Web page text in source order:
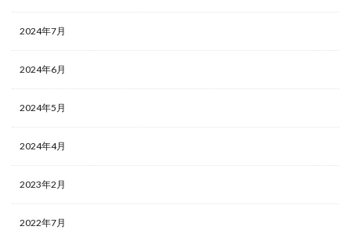
2024年7月
2024年6月
2024年5月
2024年4月
2023年2月
2022年7月